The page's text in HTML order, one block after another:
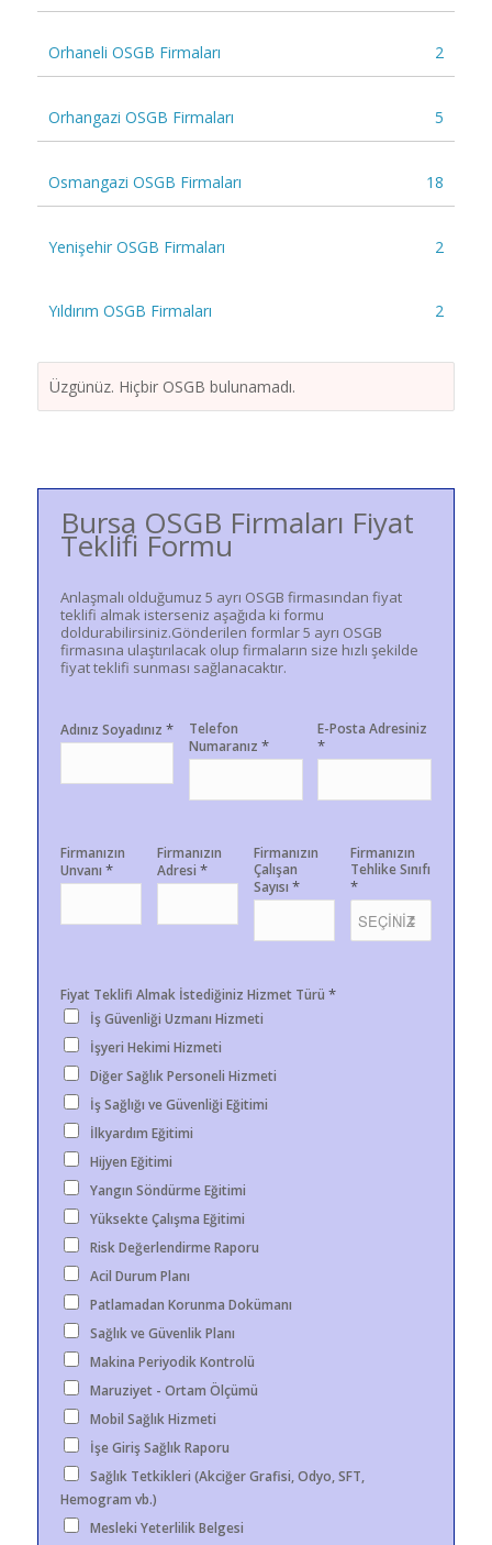
Orhaneli OSGB Firmaları 2
Orhangazi OSGB Firmaları 5
Osmangazi OSGB Firmaları 18
Yenişehir OSGB Firmaları 2
Yıldırım OSGB Firmaları 2
Üzgünüz. Hiçbir OSGB bulunamadı.
Bursa OSGB Firmaları Fiyat
Teklifi Formu
Anlaşmalı olduğumuz 5 ayrı OSGB firmasından fiyat
teklifi almak isterseniz aşağıda ki formu
doldurabilirsiniz.Gönderilen formlar 5 ayrı OSGB
firmasına ulaştırılacak olup firmaların size hızlı şekilde
fiyat teklifi sunması sağlanacaktır.
Adınız Soyadınız *
Telefon
Numaranız*
E-Posta Adresiniz
*
Firmanızın
Unvanı *
Firmanızın
Adresi *
Firmanızın
Çalışan
Sayısı *
Firmanızın
Tehlike Sınıfı
*
Fiyat Teklifi Almak İstediğiniz Hizmet Türü *
İş Güvenliği Uzmanı Hizmeti
İşyeri Hekimi Hizmeti
Diğer Sağlık Personeli Hizmeti
İş Sağlığı ve Güvenliği Eğitimi
İlkyardım Eğitimi
Hijyen Eğitimi
Yangın Söndürme Eğitimi
Yüksekte Çalışma Eğitimi
Risk Değerlendirme Raporu
Acil Durum Planı
Patlamadan Korunma Dokümanı
Sağlık ve Güvenlik Planı
Makina Periyodik Kontrolü
Maruziyet - Ortam Ölçümü
Mobil Sağlık Hizmeti
İşe Giriş Sağlık Raporu
Sağlık Tetkikleri (Akciğer Grafisi, Odyo, SFT,
Hemogram vb.)
Mesleki Yeterlilik Belgesi